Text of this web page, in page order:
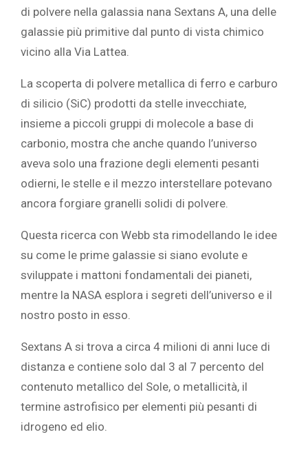
di polvere nella galassia nana Sextans A, una delle
galassie più primitive dal punto di vista chimico
vicino alla Via Lattea.
La scoperta di polvere metallica di ferro e carburo
di silicio (SiC) prodotti da stelle invecchiate,
insieme a piccoli gruppi di molecole a base di
carbonio, mostra che anche quando l’universo
aveva solo una frazione degli elementi pesanti
odierni, le stelle e il mezzo interstellare potevano
ancora forgiare granelli solidi di polvere.
Questa ricerca con Webb sta rimodellando le idee
su come le prime galassie si siano evolute e
sviluppate i mattoni fondamentali dei pianeti,
mentre la NASA esplora i segreti dell’universo e il
nostro posto in esso.
Sextans A si trova a circa 4 milioni di anni luce di
distanza e contiene solo dal 3 al 7 percento del
contenuto metallico del Sole, o metallicità, il
termine astrofisico per elementi più pesanti di
idrogeno ed elio.